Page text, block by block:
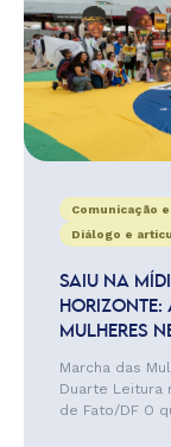
Comunicação
Diálogo e
SAIU NA
HORIZONTE:
MULHERES
Marcha das
Duarte Leitura
de Fato/DF O